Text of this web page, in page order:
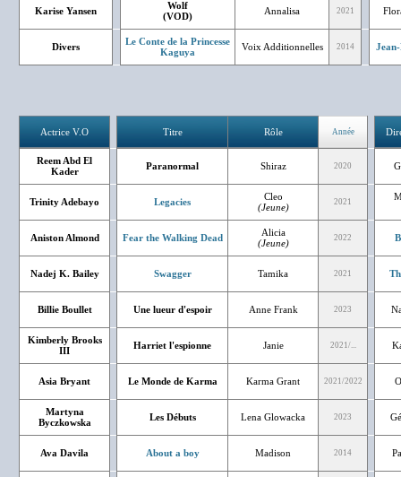
Karise Yansen
Wolf
(VOD)
Annalisa 2021
Divers
Le Conte de la Princesse
Kaguya
Voix Additionnelles 2014
Actrice V.O Titre Rôle Année
Reem Abd El
Kader
Paranormal Shiraz 2020
Trinity Adebayo Legacies
Cleo
(Jeune)
2021
Aniston Almond Fear the Walking Dead
Alicia
(Jeune)
2022
Nadej K. Bailey Swagger Tamika 2021
Billie Boullet Une lueur d'espoir Anne Frank 2023
Kimberly Brooks
III
Harriet l'espionne Janie 2021/...
Asia Bryant Le Monde de Karma Karma Grant 2021/2022
Martyna
Byczkowska
Les Débuts Lena Glowacka 2023
Ava Davila About a boy Madison 2014